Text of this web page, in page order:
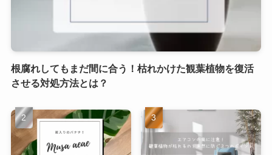
根腐れしてもまだ間に合う！枯れかけた観葉植物を復活
させる対処方法とは？